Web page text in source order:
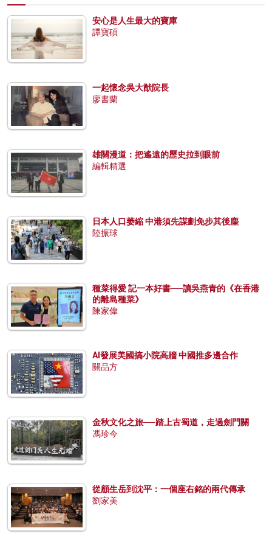
安心是人生最大的寶庫
譚寶碩
一起懷念吳大猷院長
廖書蘭
雄關漫道：把遙遠的歷史拉到眼前
編輯精選
日本人口萎縮 中港須先謀劃免步其後塵
陸振球
種菜得愛 記一本好書──讀吳燕青的《在香港
的離島種菜》
陳家偉
AI發展美國搞小院高牆 中國推多邊合作
關品方
金秋文化之旅──踏上古蜀道，走過劍門關
馮珍今
從顧生岳到沈平：一個座右銘的兩代傳承
劉家美